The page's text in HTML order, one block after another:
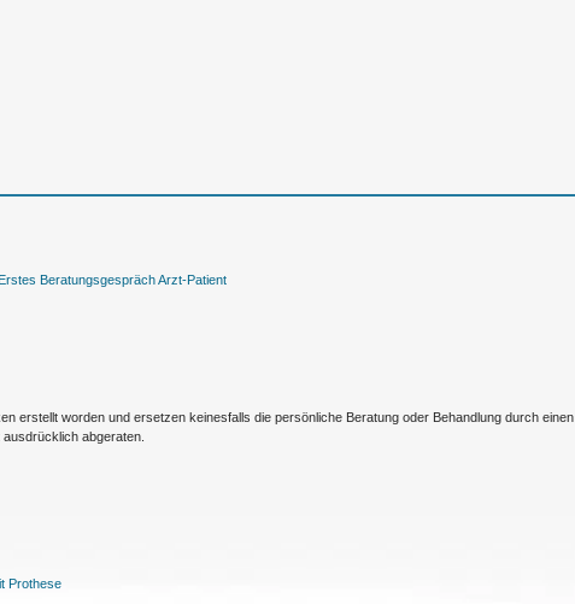
Beratungsgespräch Arzt-Patient
erstellt worden und ersetzen keinesfalls die persönliche Beratung oder Behandlung durch
abgeraten.
Prothese